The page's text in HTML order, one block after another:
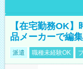
【在宅勤務OK
品メーカーで編
派遣 職種未経験OK